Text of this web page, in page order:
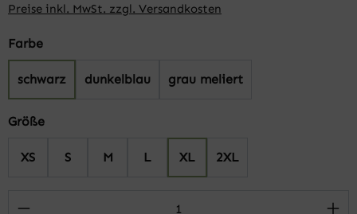
Preise inkl. MwSt. zzgl. Versandkosten
Farbeauswählen
schwarz dunkelblau grau meliert
Größeauswählen
XS S M L XL 2XL
Produkt Anzahl: Gib den gewünschten